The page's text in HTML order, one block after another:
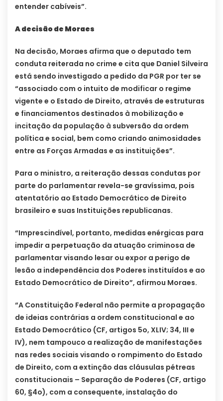
entender cabíveis”.
A decisão de Moraes
Na decisão, Moraes afirma que o deputado tem
conduta reiterada no crime e cita que Daniel Silveira
está sendo investigado a pedido da PGR por ter se
“associado com o intuito de modificar o regime
vigente e o Estado de Direito, através de estruturas
e financiamentos destinados à mobilização e
incitação da população à subversão da ordem
política e social, bem como criando animosidades
entre as Forças Armadas e as instituições”.
Para o ministro, a reiteração dessas condutas por
parte do parlamentar revela-se gravíssima, pois
atentatório ao Estado Democrático de Direito
brasileiro e suas Instituições republicanas.
“Imprescindível, portanto, medidas enérgicas para
impedir a perpetuação da atuação criminosa de
parlamentar visando lesar ou expor a perigo de
lesão a independência dos Poderes instituídos e ao
Estado Democrático de Direito”, afirmou Moraes.
“A Constituição Federal não permite a propagação
de ideias contrárias a ordem constitucional e ao
Estado Democrático (CF, artigos 5o, XLIV; 34, III e
IV), nem tampouco a realização de manifestações
nas redes sociais visando o rompimento do Estado
de Direito, com a extinção das cláusulas pétreas
constitucionais – Separação de Poderes (CF, artigo
60, §4o), com a consequente, instalação do